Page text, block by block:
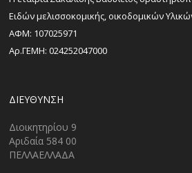
Ειδών μελισσοκομικής, οικοδομικών
ΑΦΜ: 107025971
Αρ.ΓΕΜΗ: 024252047000
ΔΙΕΎΘΥΝΣΗ
Διοικητηρίου 9
Αριδαία 584 00
ΠΕΛΛΑΕΛΛΑΔΑ